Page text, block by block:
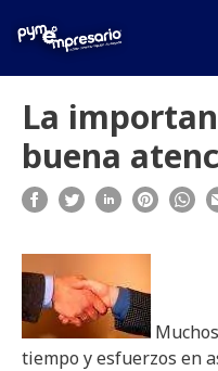
La
buena
tiempo y esfuerzos en